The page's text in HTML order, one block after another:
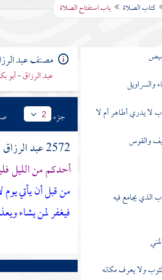
كتاب الصلاة باب استفتاح الصلاة
والسراويل
لا يدري أطاهر أم لا
والقوس
الذي يجامع فيه
ولا يعرف مكانه
مصنف عبد
عبد الرزاق - أبو
جزء 2
2572عبد الرزاق
أحدكم من الليل
من قبل أن يأتي يوم
فيغفر لمن يشاء